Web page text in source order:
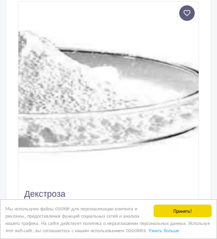
Принять!
Мы используем файлы cookie для персонализации контента и
рекламы, предоставления функций социальных сетей и анализа
нашего трафика. На сайте действует политика о неразглашении персональных данных. Используя
этот веб-сайт, вы соглашаетесь с нашим использованием coookies. Узнать больше
Декстроза
Декстроза применяется в пищевой
промышленности, в фармацевтике и ветеринарии
(таблетки, порошки, сиропы, растворы для
инъекций), в нефтяной промышленности
15/01/2021 11:54